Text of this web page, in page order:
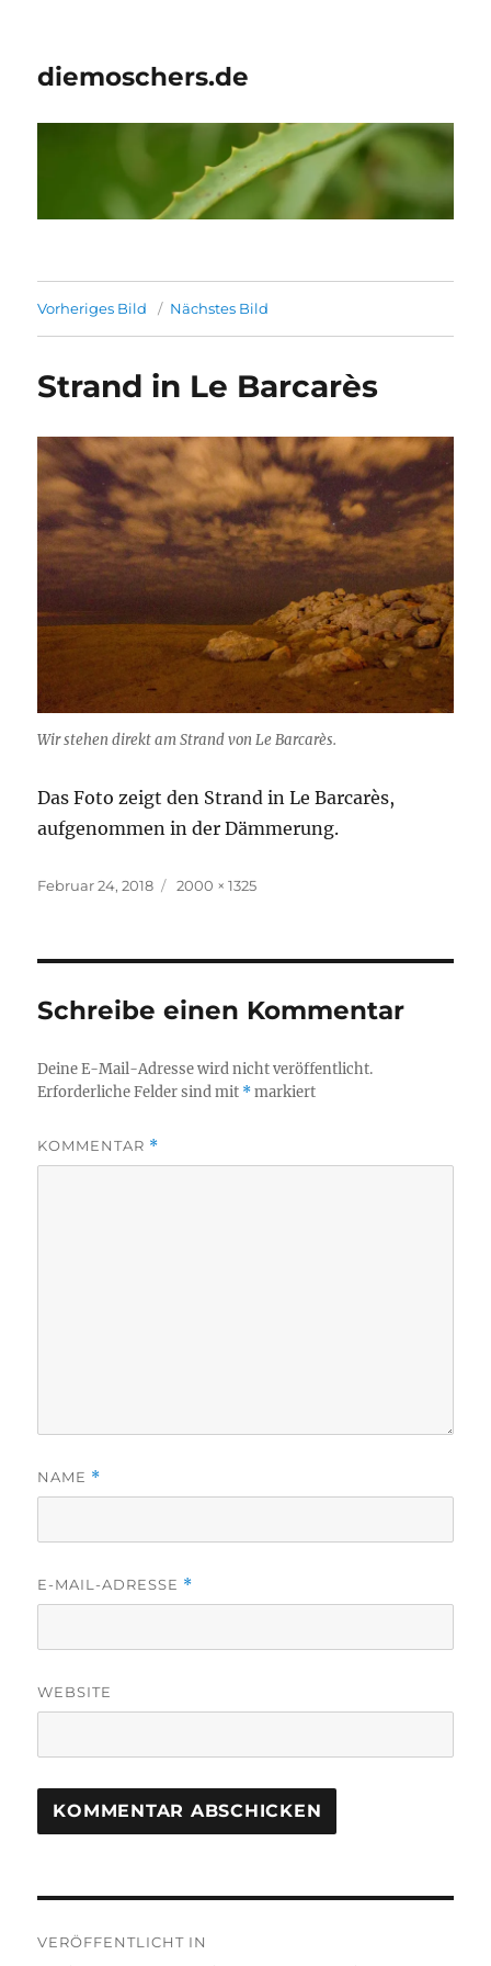
diemoschers.de
Vorheriges Bild Nächstes Bild
Strand in Le Barcarès
Wir stehen direkt am Strand von Le Barcarès.
Das Foto zeigt den Strand in Le Barcarès,
aufgenommen in der Dämmerung.
Veröffentlicht
Februar 24, 2018 Originalgröße
2000 × 1325
Schreibe einen Kommentar
Deine E-Mail-Adresse wird nicht veröffentlicht.
Erforderliche Felder sind mit *markiert
KOMMENTAR *
NAME *
E-MAIL-ADRESSE *
WEBSITE
VERÖFFENTLICHT IN